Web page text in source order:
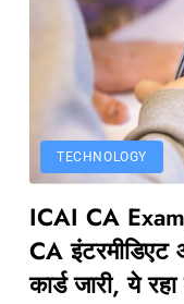
TECHNOLOGY
ICAI CA
CA इंटरमीडिएट
कार्ड जारी, ये